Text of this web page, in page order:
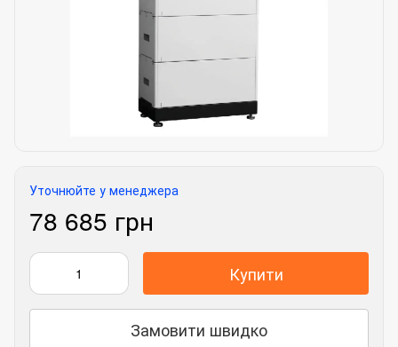
Уточнюйте у менеджера
78 685 грн
Купити
Замовити швидко